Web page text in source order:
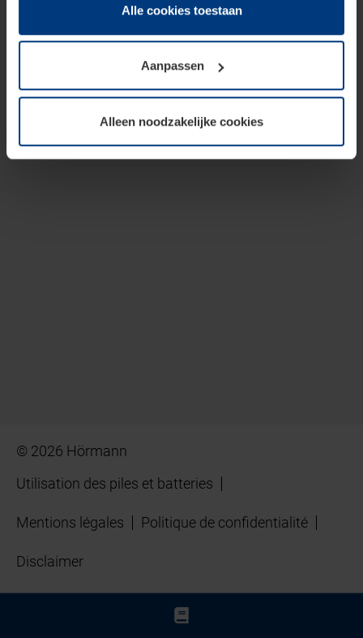
Juridisch hebben wij het recht om cookies op uw
van deze pagina's absoluut vereist is. Voor alle andere
soorten cookies is uw toestemming benodigd. Uw
toestemming kunt u op elk moment bij de uitleg van de
wijzigen of herroepen.
Alle cookies toestaan
Aanpassen
Alleen noodzakelijke cookies
© 2026 Hörmann
Utilisation des piles et batteries
Mentions légales Politique de confidentialité
Disclaimer